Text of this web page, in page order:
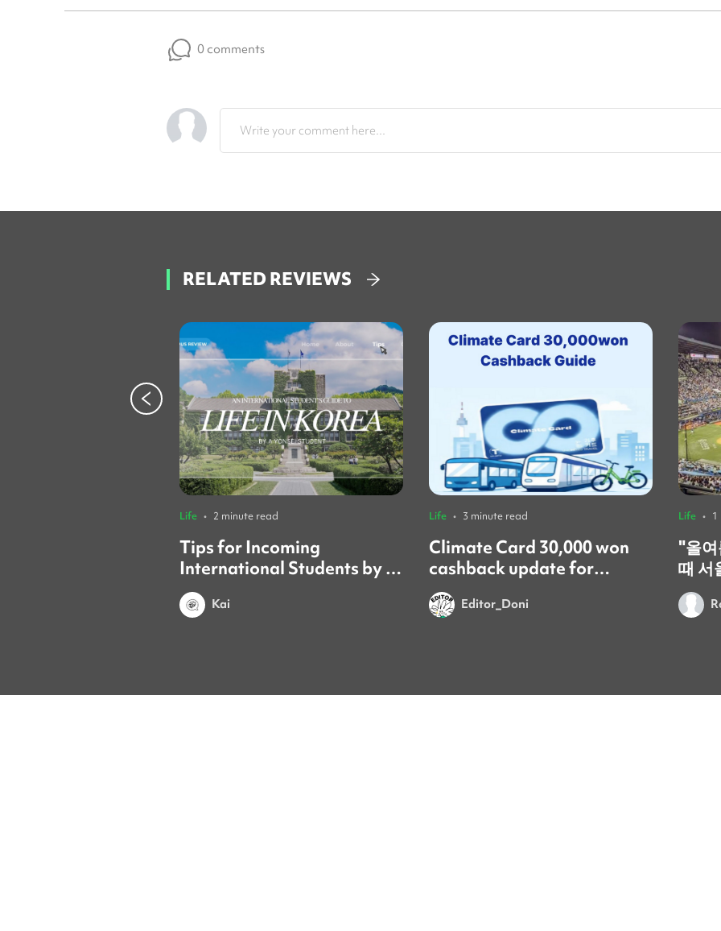
0 comments
Write your comment here...
RELATED REVIEWS
Life • 2 minute read
Tips for Incoming
International Students by a
Yonsei Student
Kai
Life • 3 minute read
Climate Card 30,000 won
cashback update for
foreign residents! 🚨
Editor_Doni
Life • 1
​"올
때 서
갔어
시간이었어
를 보